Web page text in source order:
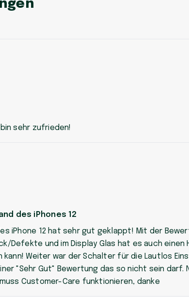
sehr zufrieden!
des iPhones 12
iPhone 12 hat sehr gut geklappt! Mit der
Defekte und im Display Glas hat es auch
kann! Weiter war der Schalter für die Lautlos
"Sehr Gut" Bewertung das so nicht sein darf.
Customer-Care funktionieren, danke